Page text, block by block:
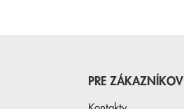
PRE ZÁKAZNÍKOV